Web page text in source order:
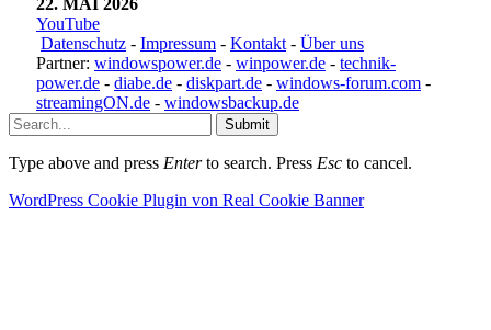
22. MAI 2026
YouTube
Datenschutz - Impressum - Kontakt - Über uns
Partner: windowspower.de - winpower.de - technik-
power.de - diabe.de - diskpart.de - windows-forum.com -
streamingON.de - windowsbackup.de
Submit
Type above and press Enterto search. Press Esc to cancel.
WordPress Cookie Plugin von Real Cookie Banner